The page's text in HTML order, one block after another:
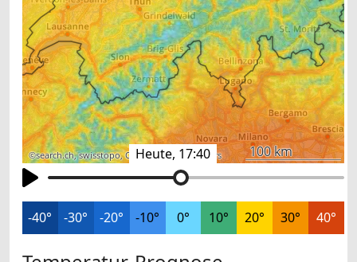
Heute, 17:40
©search.ch,swisstopo,OpenStreetMap,others 100 km
-40° -30° -20° -10° 0° 10° 20° 30° 40°